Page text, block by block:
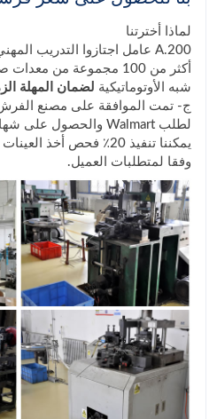
لماذا أخترتنا
A.200 عامل اجتازوا التدريب المهني
أكثر من 100 مجموعة من
شبه الأوتوماتيكية لضمان المهلة
لطلب Walmart والحصول على شهادة WCA و SQP
وفقا لمتطلبات العميل.